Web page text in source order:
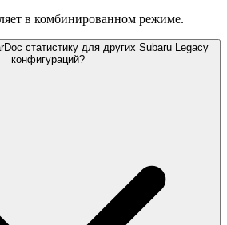
в комбинированном режиме.
статистику для других Subaru Legacy
конфигураций?